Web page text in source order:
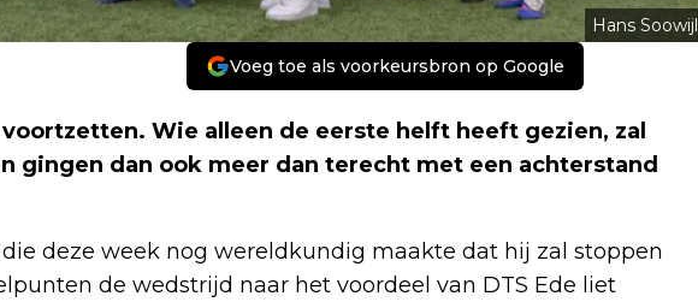
Hans Soowijl
Voeg toe als voorkeursbron op Google
Wie alleen de eerste helft heeft gezien, zal
gingen dan ook meer dan terecht met een achterstand
die deze week nog wereldkundig maakte dat hij zal stoppen
de wedstrijd naar het voordeel van DTS Ede liet